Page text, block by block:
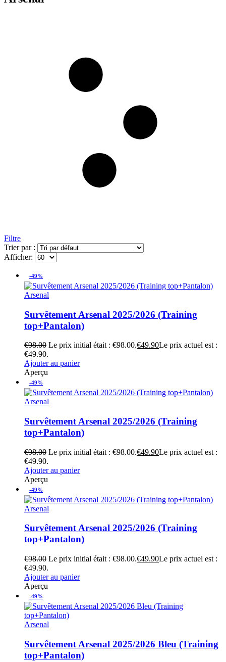
Filtre
Trier par :
Afficher:
-49%
Arsenal
Survêtement Arsenal 2025/2026 (Training
top+Pantalon)
€98.00 Le prix initial était : €98.00.€49.90Le prix actuel est :
€49.90.
Ajouter au panier
Aperçu
-49%
Arsenal
Survêtement Arsenal 2025/2026 (Training
top+Pantalon)
€98.00 Le prix initial était : €98.00.€49.90Le prix actuel est :
€49.90.
Ajouter au panier
Aperçu
-49%
Arsenal
Survêtement Arsenal 2025/2026 (Training
top+Pantalon)
€98.00 Le prix initial était : €98.00.€49.90Le prix actuel est :
€49.90.
Ajouter au panier
Aperçu
-49%
Arsenal
Survêtement Arsenal 2025/2026 Bleu (Training
top+Pantalon)